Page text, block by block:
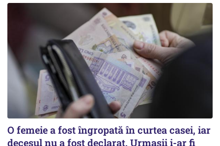
O femeie a fost îngropată în curtea casei, iar
decesul nu a fost declarat. Urmașii i-ar fi